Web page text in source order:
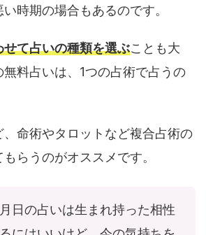
時期の場合もあるのです。
せて占いの種類を選ぶことも大
料占いは、1つの占術で占うの
命術やタロットなど複合占術の
らうのがオススメです。
日の占いは生まれ持った相性